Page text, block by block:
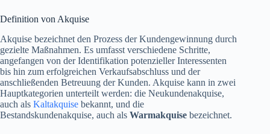
Definition von Akquise
Akquise bezeichnet den Prozess der Kundengewinnung durch
gezielte Maßnahmen. Es umfasst verschiedene Schritte,
angefangen von der Identifikation potenzieller Interessenten
bis hin zum erfolgreichen Verkaufsabschluss und der
anschließenden Betreuung der Kunden. Akquise kann in zwei
Hauptkategorien unterteilt werden: die Neukundenakquise,
auch als Kaltakquise bekannt, und die
Bestandskundenakquise, auch als Warmakquise bezeichnet.